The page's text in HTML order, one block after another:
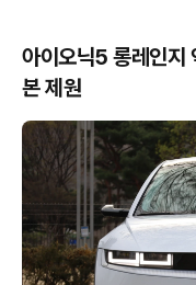
아이오닉5 롱레인지
본 제원